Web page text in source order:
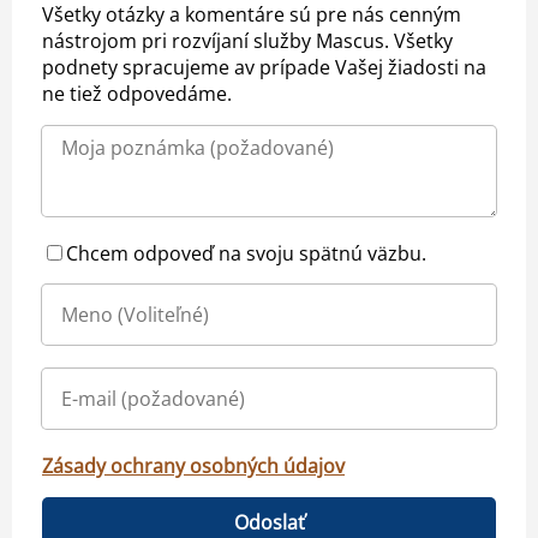
Všetky otázky a komentáre sú pre nás cenným
nástrojom pri rozvíjaní služby Mascus. Všetky
podnety spracujeme av prípade Vašej žiadosti na
ne tiež odpovedáme.
Chcem odpoveď na svoju spätnú väzbu.
Zásady ochrany osobných údajov
Odoslať